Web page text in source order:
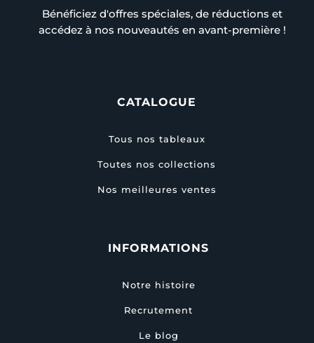
Bénéficiez d'offres spéciales, de réductions et
accédez à nos nouveautés en avant-première !
CATALOGUE
Tous nos tableaux
Toutes nos collections
Nos meilleures ventes
INFORMATIONS
Notre histoire
Recrutement
Le blog